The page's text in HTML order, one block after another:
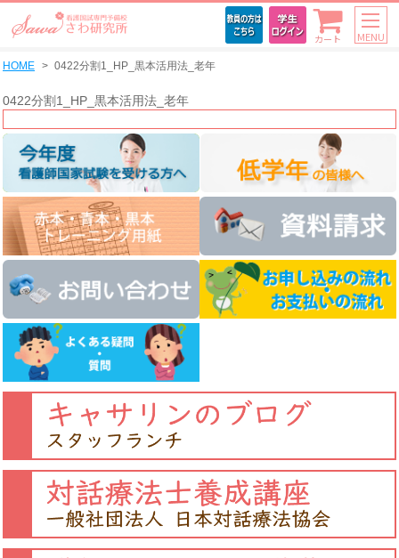
カート MENU
HOME 0422分割1_HP_黒本活用法_老年
0422分割1_HP_黒本活用法_老年